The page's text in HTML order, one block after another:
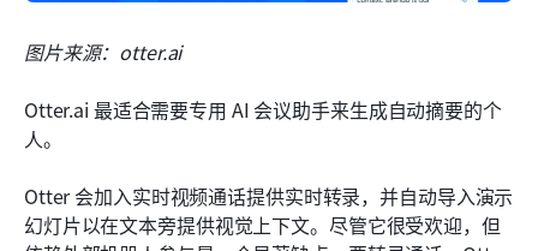
图片来源：otter.ai
Otter.ai 最适合需要专用 AI 会议助手来生成自动摘要的个
人。
Otter 会加入实时视频通话提供实时转录，并自动导入演示
幻灯片以在文本旁提供视觉上下文。尽管它很受欢迎，但